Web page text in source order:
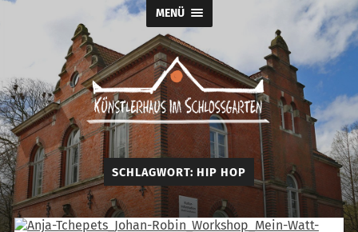
MENÜ
Künstlerhaus
im
Schlossgarten
SCHLAGWORT: HIP HOP